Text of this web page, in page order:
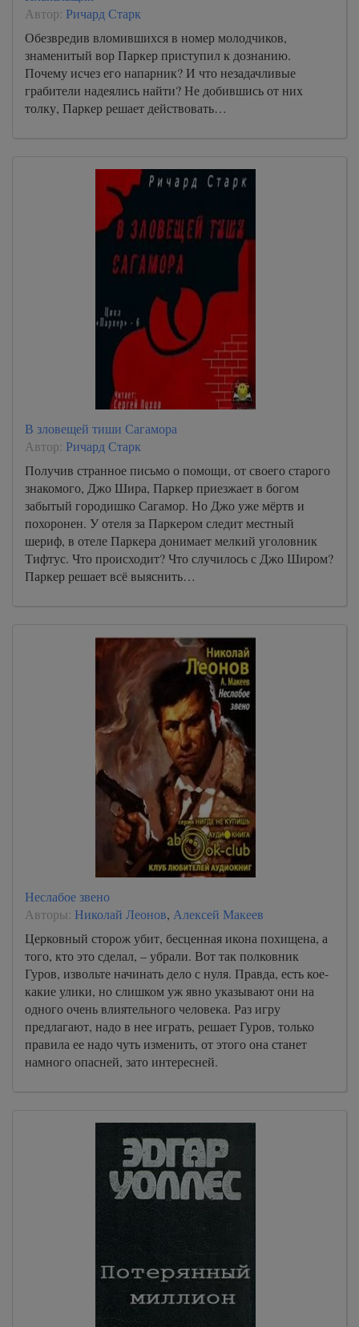
Автор: Ричард Старк
Обезвредив вломившихся в номер молодчиков,
знаменитый вор Паркер приступил к дознанию.
Почему исчез его напарник? И что незадачливые
грабители надеялись найти? Не добившись от них
толку, Паркер решает действовать…
В зловещей тиши Сагамора
Автор: Ричард Старк
Получив странное письмо о помощи, от своего старого
знакомого, Джо Шира, Паркер приезжает в богом
забытый городишко Сагамор. Но Джо уже мёртв и
похоронен. У отеля за Паркером следит местный
шериф, в отеле Паркера донимает мелкий уголовник
Тифтус. Что происходит? Что случилось с Джо Широм?
Паркер решает всё выяснить…
Неслабое звено
Авторы: Николай Леонов, Алексей Макеев
Церковный сторож убит, бесценная икона похищена, а
того, кто это сделал, – убрали. Вот так полковник
Гуров, извольте начинать дело с нуля. Правда, есть кое-
какие улики, но слишком уж явно указывают они на
одного очень влиятельного человека. Раз игру
предлагают, надо в нее играть, решает Гуров, только
правила ее надо чуть изменить, от этого она станет
намного опасней, зато интересней.